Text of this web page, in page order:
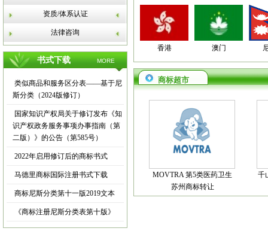
资质/体系认证
法律咨询
书式下载 MORE
类似商品和服务区分表——基于尼
斯分类（2024版修订）
国家知识产权局关于修订发布《知
识产权政务服务事项办事指南（第
二版）》的公告（第585号）
2022年启用修订后的商标书式
马德里商标国际注册书式下载
商标尼斯分类第十一版2019文本
《商标注册尼斯分类表第十版》
香港 澳门
商标超市
MOVTRA 第5类医药卫生
苏州商标转让
千